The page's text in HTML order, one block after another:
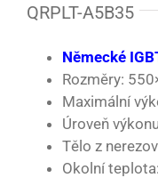
QRPLT-A5B35
Německé
Rozměry:
Maximální
Úroveň
Tělo z
Okolní